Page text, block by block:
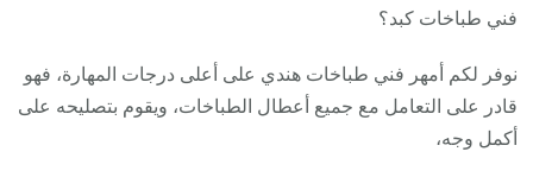
فني طباخات كبد؟
نوفر لكم أمهر فني طباخات هندي على أعلى درجات المهارة، فهو
قادر على التعامل مع جميع أعطال الطباخات، ويقوم بتصليحه على
أكمل وجه،